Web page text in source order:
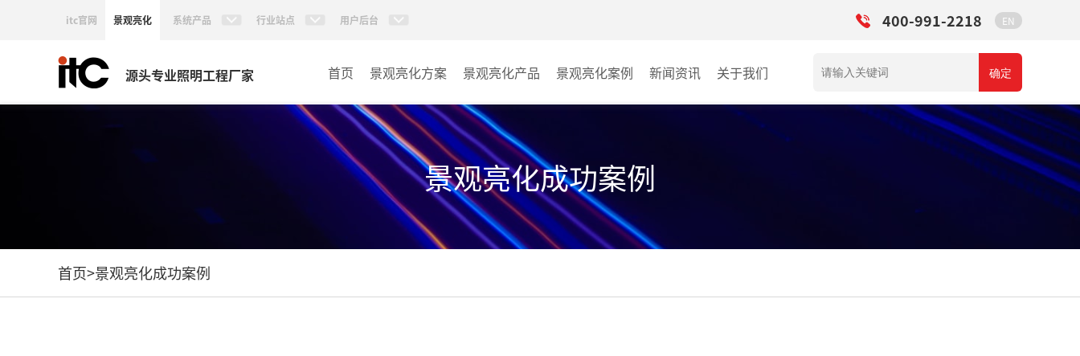
itc官网 景观亮化 系统产品 行业站点 用户后台 400-991-2218 EN
源头专业照明工程厂家 首页 景观亮化方案 景观亮化产品
AI智慧文旅灯光系统
AI智慧照明控制系统
投光灯
洗墙灯
景观亮化案例
文旅照明
其它
新闻资讯 关于我们 确定
景观亮化成功案例
首页>景观亮化成功案例